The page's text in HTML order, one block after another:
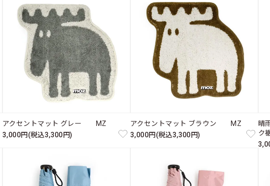
アクセントマット グレー MZ
3,000円(税込3,300円)
アクセントマット ブラウン MZ
3,000円(税込3,300円)
晴
ク